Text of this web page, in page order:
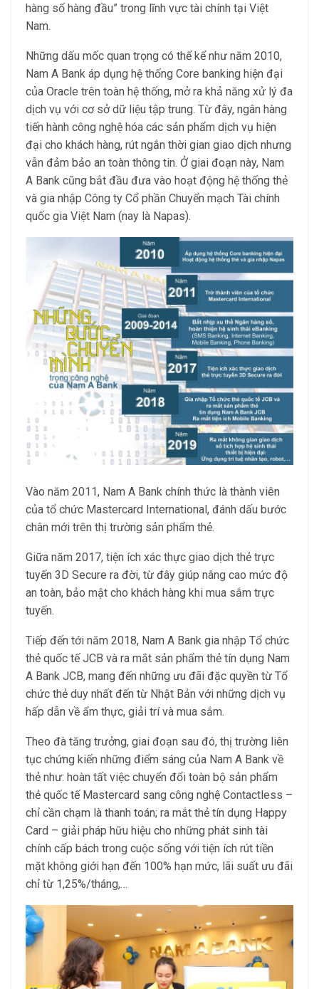
hàng số hàng đầu” trong lĩnh vực tài chính tại Việt
Nam.
Những dấu mốc quan trọng có thể kể như năm 2010,
Nam A Bank áp dụng hệ thống Core banking hiện đại
của Oracle trên toàn hệ thống, mở ra khả năng xử lý đa
dịch vụ với cơ sở dữ liệu tập trung. Từ đây, ngân hàng
tiến hành công nghệ hóa các sản phẩm dịch vụ hiện
đại cho khách hàng, rút ngắn thời gian giao dịch nhưng
vẫn đảm bảo an toàn thông tin. Ở giai đoạn này, Nam
A Bank cũng bắt đầu đưa vào hoạt động hệ thống thẻ
và gia nhập Công ty Cổ phần Chuyển mạch Tài chính
quốc gia Việt Nam (nay là Napas).
Vào năm 2011, Nam A Bank chính thức là thành viên
của tổ chức Mastercard International, đánh dấu bước
chân mới trên thị trường sản phẩm thẻ.
Giữa năm 2017, tiện ích xác thực giao dịch thẻ trực
tuyến 3D Secure ra đời, từ đây giúp nâng cao mức độ
an toàn, bảo mật cho khách hàng khi mua sắm trực
tuyến.
Tiếp đến tới năm 2018, Nam A Bank gia nhập Tổ chức
thẻ quốc tế JCB và ra mắt sản phẩm thẻ tín dụng Nam
A Bank JCB, mang đến những ưu đãi đặc quyền từ Tổ
chức thẻ duy nhất đến từ Nhật Bản với những dịch vụ
hấp dẫn về ẩm thực, giải trí và mua sắm.
Theo đà tăng trưởng, giai đoạn sau đó, thị trường liên
tục chứng kiến những điểm sáng của Nam A Bank về
thẻ như: hoàn tất việc chuyển đổi toàn bộ sản phẩm
thẻ quốc tế Mastercard sang công nghệ Contactless –
chỉ cần chạm là thanh toán; ra mắt thẻ tín dụng Happy
Card – giải pháp hữu hiệu cho những phát sinh tài
chính cấp bách trong cuộc sống với tiện ích rút tiền
mặt không giới hạn đến 100% hạn mức, lãi suất ưu đãi
chỉ từ 1,25%/tháng,…